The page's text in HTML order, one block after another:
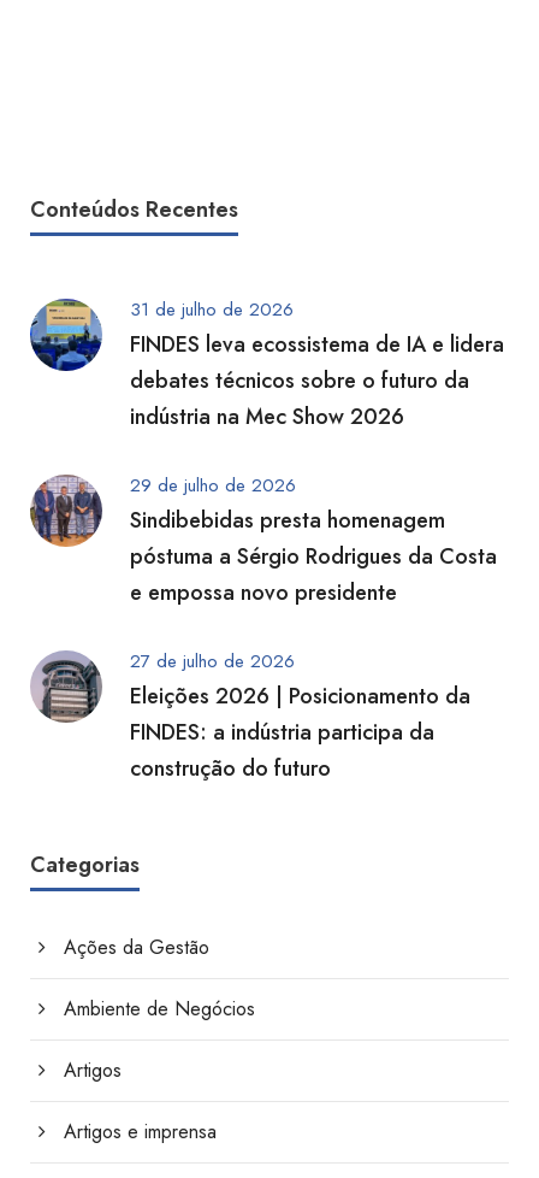
Conteúdos Recentes
31 de julho de 2026
FINDES leva ecossistema de IA e lidera
debates técnicos sobre o futuro da
indústria na Mec Show 2026
29 de julho de 2026
Sindibebidas presta homenagem
póstuma a Sérgio Rodrigues da Costa
e empossa novo presidente
27 de julho de 2026
Eleições 2026 | Posicionamento da
FINDES: a indústria participa da
construção do futuro
Categorias
Ações da Gestão
Ambiente de Negócios
Artigos
Artigos e imprensa